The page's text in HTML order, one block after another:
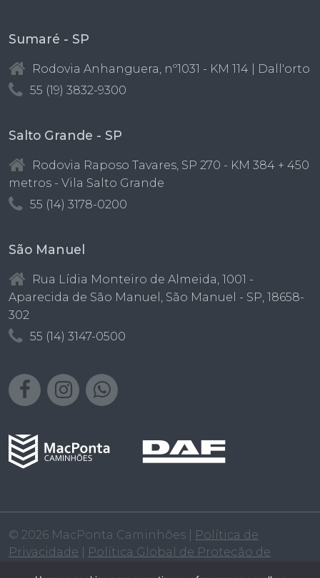
Sumaré - SP
Rodovia Anhanguera, nº1031 - KM 114 | Dall'orto
55 (19) 3832-9300
Salto Grande - SP
Rodovia Raposo Tavares, SP 270 - KM 384 + 450
metros - Vila Salto Grande
55 (14) 3178-0200
São Manuel
Rua Lídia Monteiro de Almeida, 1001 -
Aparecida de São Manuel, São Manuel - SP, 18658-
302
55 (14) 3147-0500
© 2026 MacPonta Caminhões |
Política de
Privacidade
Política Global de Proteção de